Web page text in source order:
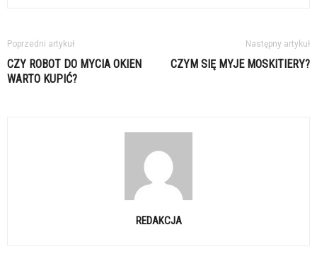
Poprzedni artykuł
CZY ROBOT DO MYCIA OKIEN
WARTO KUPIĆ?
Następny artykuł
CZYM SIĘ MYJE MOSKITIERY?
REDAKCJA